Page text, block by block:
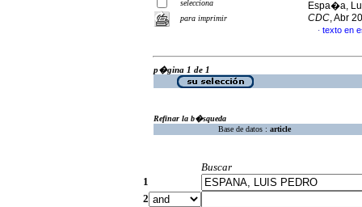
selecciona
para imprimir
Espa�a,
CDC, Abr
· texto en
p�gina 1 de 1
Refinar la b�squeda
Base de datos : article
Buscar
1
2